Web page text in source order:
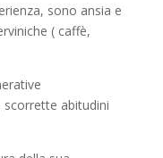
sono ansia e
( caffè,
abitudini